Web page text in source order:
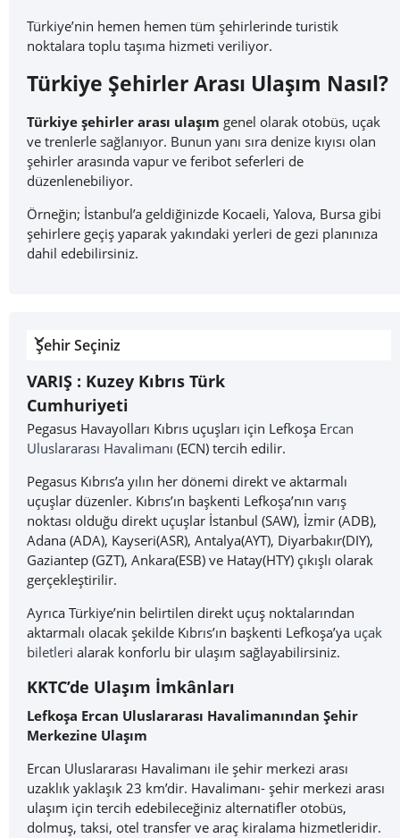
Türkiye’nin hemen hemen tüm şehirlerinde turistik
noktalara toplu taşıma hizmeti veriliyor.
Türkiye Şehirler Arası Ulaşım Nasıl?
Türkiye şehirler arası ulaşım genel olarak otobüs, uçak
ve trenlerle sağlanıyor. Bunun yanı sıra denize kıyısı olan
şehirler arasında vapur ve feribot seferleri de
düzenlenebiliyor.
Örneğin; İstanbul’a geldiğinizde Kocaeli, Yalova, Bursa gibi
şehirlere geçiş yaparak yakındaki yerleri de gezi planınıza
dahil edebilirsiniz.
Şehir Seçiniz
VARIŞ : Kuzey Kıbrıs Türk
Cumhuriyeti
Pegasus Havayolları Kıbrıs uçuşları için Lefkoşa Ercan
Uluslararası Havalimanı (ECN) tercih edilir.
Pegasus Kıbrıs’a yılın her dönemi direkt ve aktarmalı
uçuşlar düzenler. Kıbrıs’ın başkenti Lefkoşa’nın varış
noktası olduğu direkt uçuşlar İstanbul (SAW), İzmir (ADB),
Adana (ADA), Kayseri(ASR), Antalya(AYT), Diyarbakır(DIY),
Gaziantep (GZT), Ankara(ESB) ve Hatay(HTY) çıkışlı olarak
gerçekleştirilir.
Ayrıca Türkiye’nin belirtilen direkt uçuş noktalarından
aktarmalı olacak şekilde Kıbrıs’ın başkenti Lefkoşa’ya uçak
biletleri alarak konforlu bir ulaşım sağlayabilirsiniz.
KKTC’de Ulaşım İmkânları
Lefkoşa Ercan Uluslararası Havalimanından Şehir
Merkezine Ulaşım
Ercan Uluslararası Havalimanı ile şehir merkezi arası
uzaklık yaklaşık 23 km’dir. Havalimanı- şehir merkezi arası
ulaşım için tercih edebileceğiniz alternatifler otobüs,
dolmuş, taksi, otel transfer ve araç kiralama hizmetleridir.